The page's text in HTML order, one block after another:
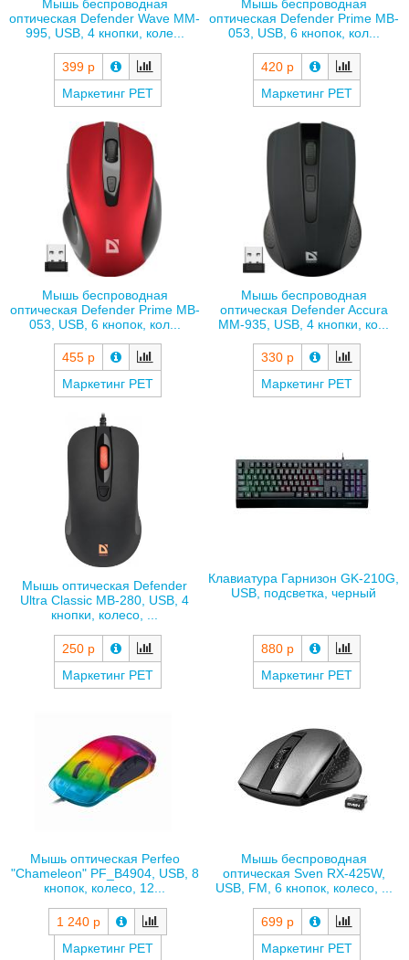
Мышь беспроводная
оптическая Defender Wave MM-
995, USB, 4 кнопки, коле...
399 р
Маркетинг РЕТ
Мышь беспроводная
оптическая Defender Prime MB-
053, USB, 6 кнопок, кол...
420 р
Маркетинг РЕТ
Мышь беспроводная
оптическая Defender Prime MB-
053, USB, 6 кнопок, кол...
455 р
Маркетинг РЕТ
Мышь беспроводная
оптическая Defender Accura
MM-935, USB, 4 кнопки, ко...
330 р
Маркетинг РЕТ
Мышь оптическая Defender
Ultra Classic MB-280, USB, 4
кнопки, колесо, ...
250 р
Маркетинг РЕТ
Клавиатура Гарнизон GK-210G,
USB, подсветка, черный
880 р
Маркетинг РЕТ
Мышь оптическая Perfeo
"Chameleon" PF_B4904, USB, 8
кнопок, колесо, 12...
1 240 р
Маркетинг РЕТ
Мышь беспроводная
оптическая Sven RX-425W,
USB, FM, 6 кнопок, колесо, ...
699 р
Маркетинг РЕТ